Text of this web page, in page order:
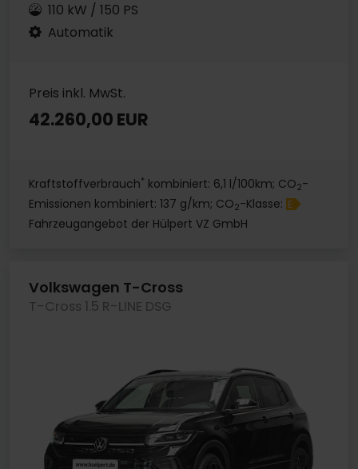
110 kW / 150 PS
Automatik
Preis inkl. MwSt.
42.260,00 EUR
Kraftstoffverbrauch* kombiniert: 6,1 l/100km; CO2-
Emissionen kombiniert: 137 g/km; CO2-Klasse: E
Fahrzeugangebot der Hülpert VZ GmbH
Volkswagen T-Cross
T-Cross 1.5 R-LINE DSG